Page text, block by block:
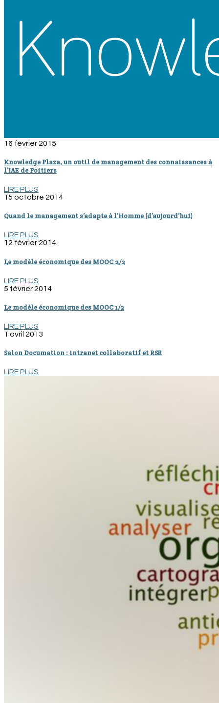
16 février 2015
Knowledge Plaza, un outil de management des connaissances à
l’IAE de Poitiers
LIRE PLUS
15 octobre 2014
Quand le management s’adapte à l’Homme (d’aujourd’hui)
LIRE PLUS
12 février 2014
Le modèle économique des MOOC 2/2
LIRE PLUS
5 février 2014
Le modèle économique des MOOC 1/2
LIRE PLUS
1 avril 2013
Salon Documation : intranet collaboratif et RSE
LIRE PLUS